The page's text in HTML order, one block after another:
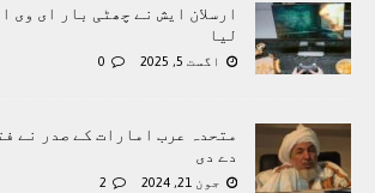
ارسلان ایش نے چھٹی بار ای وی
لیا
اگست 5, 2025 0
متحدہ عرب امارات کے صدر نے
دے دی
جون 21, 2024 2